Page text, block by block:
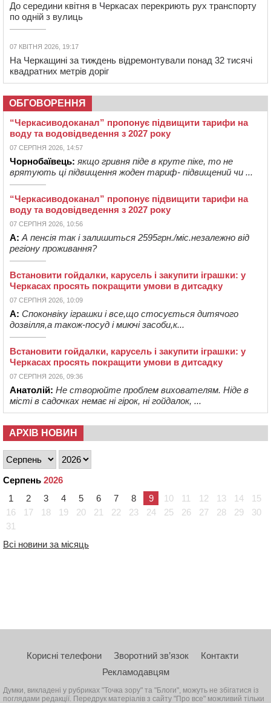
До середини квітня в Черкасах перекриють рух транспорту
по одній з вулиць
07 КВІТНЯ 2026, 19:17
На Черкащині за тиждень відремонтували понад 32 тисячі
квадратних метрів доріг
ОБГОВОРЕННЯ
“Черкасиводоканал” пропонує підвищити тарифи на
воду та водовідведення з 2027 року
07 СЕРПНЯ 2026, 14:57
Чорнобаївець: якщо гривня піде в круте піке, то не
врятують ці підвищення жоден тариф- підвищений чи ...
“Черкасиводоканал” пропонує підвищити тарифи на
воду та водовідведення з 2027 року
07 СЕРПНЯ 2026, 10:56
А: А пенсія так і залишиться 2595грн./міс.незалежно від
регіону проживання?
Встановити гойдалки, карусель і закупити іграшки: у
Черкасах просять покращити умови в дитсадку
07 СЕРПНЯ 2026, 10:09
А: Споконвіку іграшки і все,що стосується дитячого
дозвілля,а також-посуд і миючі засоби,к...
Встановити гойдалки, карусель і закупити іграшки: у
Черкасах просять покращити умови в дитсадку
07 СЕРПНЯ 2026, 09:36
Анатолій: Не створюйте проблем вихователям. Ніде в
місті в садочках немає ні гірок, ні гойдалок, ...
АРХІВ НОВИН
Серпень 2026
1
2 3 4 5 6 7 8 9 10 11 12 13 14
15
16
17 18 19 20 21 22 23 24 25 26 27 28 29
30
31
Всі новини за місяць
Корисні телефони Зворотний зв’язок
Контакти
Рекламодавцям
Думки, викладені у рубриках "Точка зору" та "Блоги", можуть не збігатися із
поглядами редакції. Передрук матеріалів з сайту "Про все" можливий тільки